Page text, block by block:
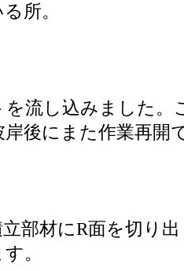
所。
流し込みました。
後にまた作業再開
部材にR面を切り
。